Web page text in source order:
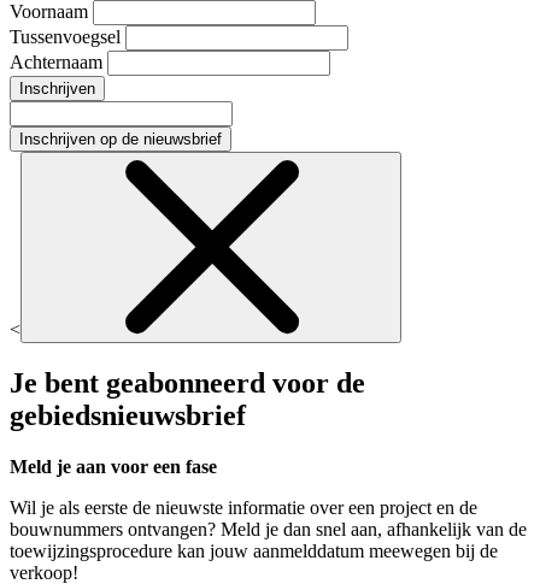
Voornaam
Tussenvoegsel
Achternaam
Inschrijven
Inschrijven op de nieuwsbrief
<
Je bent geabonneerd voor de
gebiedsnieuwsbrief
Meld je aan voor een fase
Wil je als eerste de nieuwste informatie over een project en de
bouwnummers ontvangen? Meld je dan snel aan, afhankelijk van de
toewijzingsprocedure kan jouw aanmelddatum meewegen bij de
verkoop!